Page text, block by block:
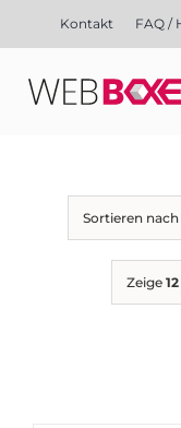
Kontakt FAQ /
Kampagnen
Referenzen
Finanzierung
Sortieren nach
Zeige